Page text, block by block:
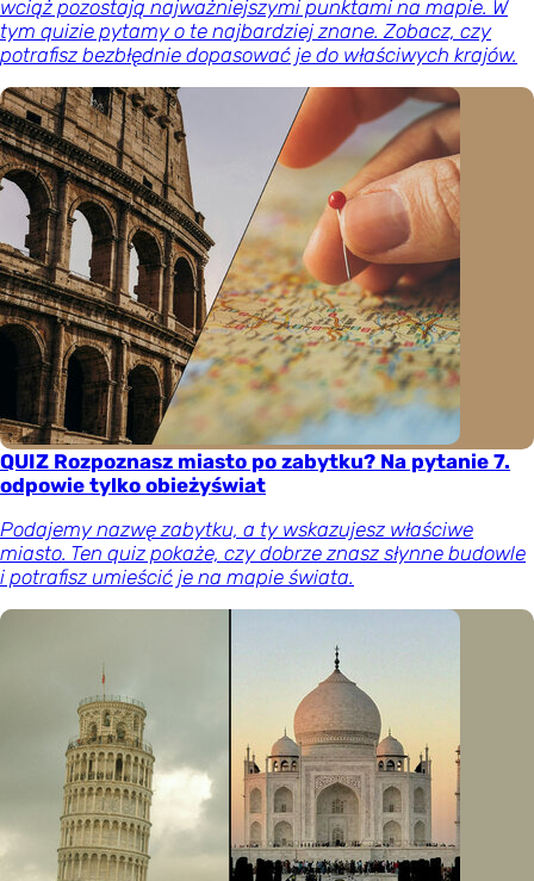
wciąż pozostają najważniejszymi punktami na mapie. W
tym quizie pytamy o te najbardziej znane. Zobacz, czy
potrafisz bezbłędnie dopasować je do właściwych krajów.
QUIZ Rozpoznasz miasto po zabytku? Na pytanie 7.
odpowie tylko obieżyświat
Podajemy nazwę zabytku, a ty wskazujesz właściwe
miasto. Ten quiz pokaże, czy dobrze znasz słynne budowle
i potrafisz umieścić je na mapie świata.